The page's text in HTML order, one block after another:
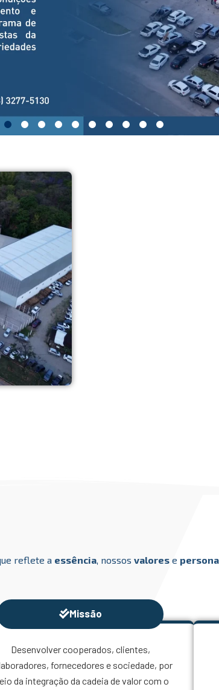
reflete a essência, nossos valores e
Missão
Desenvolver cooperados, clientes,
fornecedores e sociedade, por
da integração da cadeia de valor com o